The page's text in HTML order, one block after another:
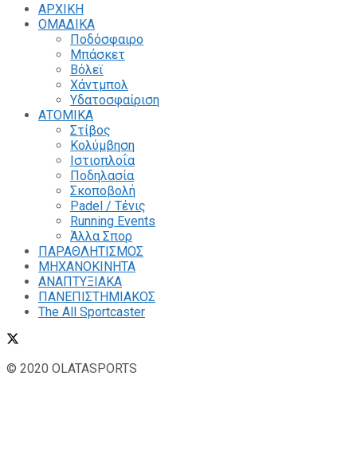
ΑΡΧΙΚΗ
ΟΜΑΔΙΚΑ
Ποδόσφαιρο
Μπάσκετ
Βόλεϊ
Χάντμπολ
Υδατοσφαίριση
ΑΤΟΜΙΚΑ
Στίβος
Κολύμβηση
Ιστιοπλοΐα
Ποδηλασία
Σκοποβολή
Padel / Τένις
Running Events
Άλλα Σπορ
ΠΑΡΑΘΛΗΤΙΣΜΟΣ
ΜΗΧΑΝΟΚΙΝΗΤΑ
ΑΝΑΠΤΥΞΙΑΚΑ
ΠΑΝΕΠΙΣΤΗΜΙΑΚΟΣ
The All Sportcaster
© 2020 OLATASPORTS